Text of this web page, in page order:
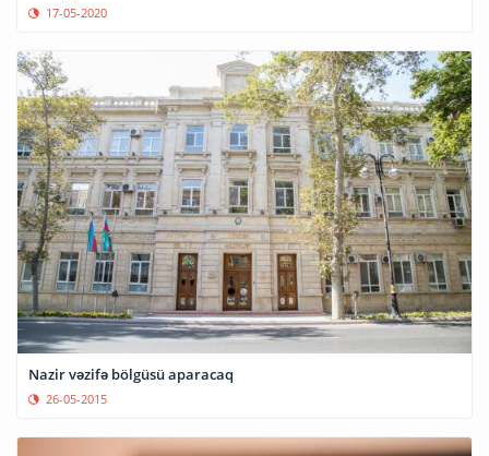
17-05-2020
Nazir vəzifə bölgüsü aparacaq
26-05-2015